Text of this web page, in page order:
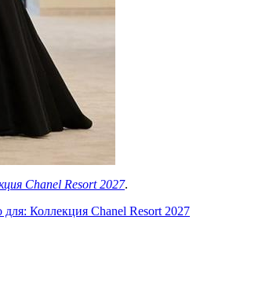
Chanel Resort 2027.
Коллекция Chanel Resort 2027